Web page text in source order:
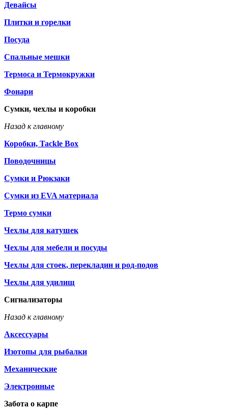
Девайсы
Плитки и горелки
Посуда
Спальные мешки
Термоса и Термокружки
Фонари
Сумки, чехлы и коробки
Назад к главному
Коробки, Tackle Box
Поводочницы
Сумки и Рюкзаки
Сумки из EVA материала
Термо сумки
Чехлы для катушек
Чехлы для мебели и посуды
Чехлы для стоек, перекладин и род-подов
Чехлы для удилищ
Сигнализаторы
Назад к главному
Аксессуары
Изотопы для рыбалки
Механические
Электронные
Забота о карпе